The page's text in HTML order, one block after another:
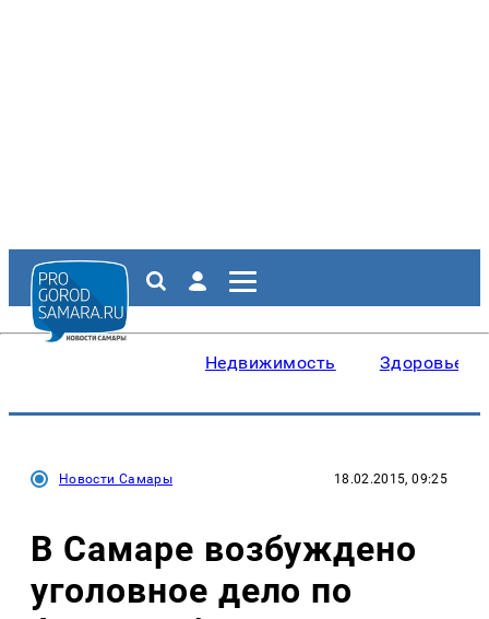
Недвижимость Здоровье
Новости Самары 18.02.2015, 09:25
В Самаре возбуждено
уголовное дело по